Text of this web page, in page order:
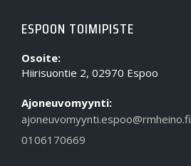
ESPOON TOIMIPISTE
Osoite:
Hiirisuontie 2, 02970 Espoo
Ajoneuvomyynti:
ajoneuvomyynti.espoo@rmheino.fi
0106170669